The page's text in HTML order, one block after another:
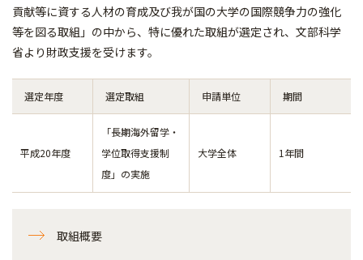
貢献等に資する人材の育成及び我が国の大学の国際競争力の強化
等を図る取組」の中から、特に優れた取組が選定され、文部科学
省より財政支援を受けます。
選定年度 選定取組 申請単位 期間
平成20年度
「長期海外留学・
学位取得支援制
度」の実施
大学全体 1年間
取組概要